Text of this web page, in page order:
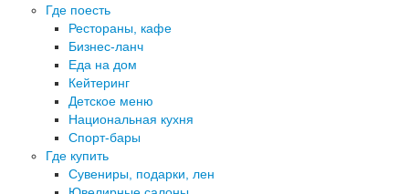
Где поесть
Рестораны, кафе
Бизнес-ланч
Еда на дом
Кейтеринг
Детское меню
Национальная кухня
Спорт-бары
Где купить
Сувениры, подарки, лен